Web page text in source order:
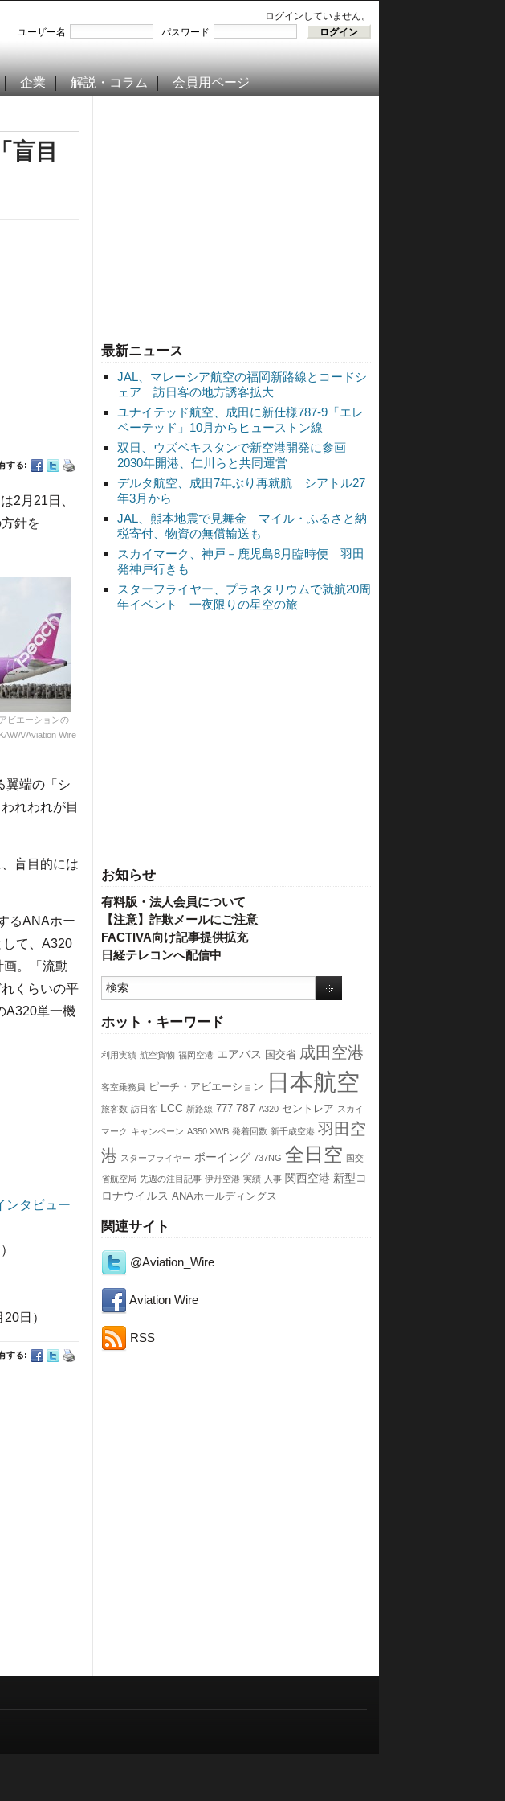
ログインしていません。
ユーザー名
パスワード
企業 解説・コラム 会員用ページ
最新ニュース
JAL、マレーシア航空の福岡新路線とコードシ
ェア 訪日客の地方誘客拡大
ユナイテッド航空、成田に新仕様787-9「エレ
ベーテッド」10月からヒューストン線
双日、ウズベキスタンで新空港開発に参画
2030年開港、仁川らと共同運営
デルタ航空、成田7年ぶり再就航 シアトル27
年3月から
JAL、熊本地震で見舞金 マイル・ふるさと納
税寄付、物資の無償輸送も
スカイマーク、神戸－鹿児島8月臨時便 羽田
発神戸行きも
スターフライヤー、プラネタリウムで就航20周
年イベント 一夜限りの星空の旅
お知らせ
有料版・法人会員について
【注意】詐欺メールにご注意
FACTIVA向け記事提供拡充
日経テレコンへ配信中
ホット・キーワード
利用実績 航空貨物 福岡空港 エアバス 国交省 成田空港
客室乗務員 ピーチ・アビエーション 日本航空
旅客数 訪日客 LCC 新路線 777 787 A320 セントレア スカイ
マーク キャンペーン A350 XWB 発着回数 新千歳空港 羽田空
港 スターフライヤー ボーイング 737NG 全日空 国交
省航空局 先週の注目記事 伊丹空港 実績 人事 関西空港 新型コ
ロナウイルス ANAホールディングス
関連サイト
@Aviation_Wire
Aviation Wire
RSS
盲目
する:
2月21日、
針を
ビエーションの
Aviation Wire
翼端の「シ
れわれが目
盲目的には
るANAホー
して、A320
。「流動
くらいの平
A320単一機
ンタビュー
20日）
する: